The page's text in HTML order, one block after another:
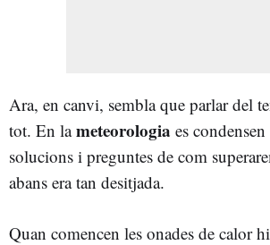
Ara, en canvi, sembla que parlar del
tot. En lameteorologia es
solucions i preguntes de com
abans era tan desitjada.
Quan comencen les onades de calor